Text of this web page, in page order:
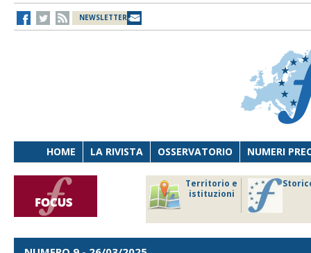
NEWSLETTER
HOME LA RIVISTA OSSERVATORIO NUMERI
Territorio e
istituzioni